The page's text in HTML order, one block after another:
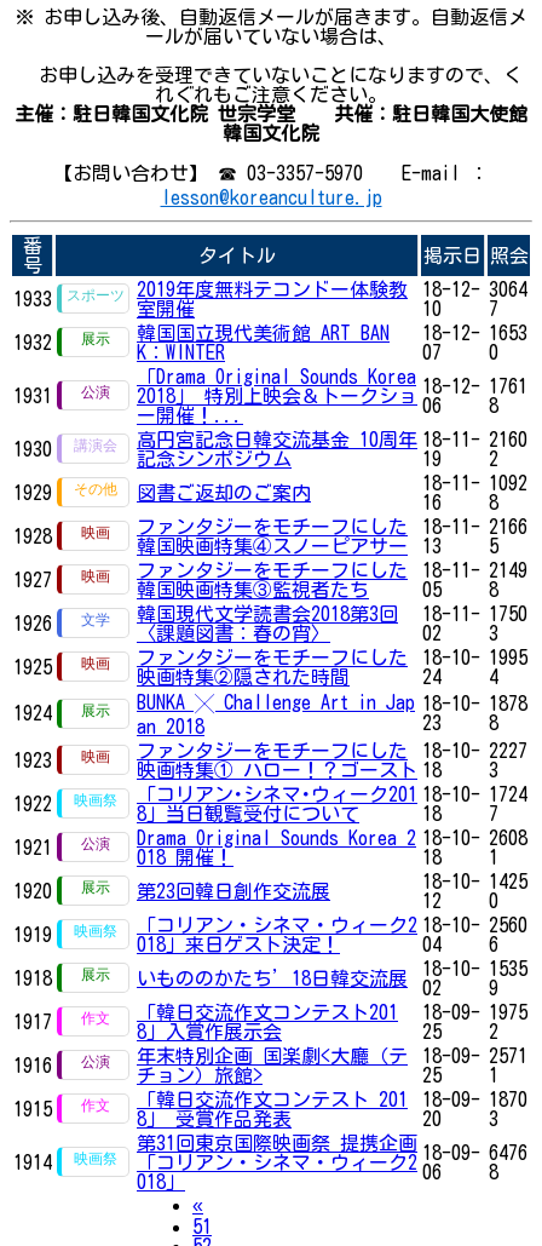
※ お申し込み後、自動返信メールが届きます。自動返信メ
ールが届いていない場合は、
お申し込みを受理できていないことになりますので、く
れぐれもご注意ください。
主催：駐日韓国文化院 世宗学堂 共催：駐日韓国大使館
韓国文化院
【お問い合わせ】 ☎ 03-3357-5970 E-mail ：
lesson@koreanculture.jp
番
号
タイトル 掲示日 照会
1933
2019年度無料テコンドー体験教
室開催
18-12-
10
3064
7
1932
韓国国立現代美術館 ART BAN
K：WINTER
18-12-
07
1653
0
1931
「Drama Original Sounds Korea
2018」 特別上映会＆トークショ
ー開催！...
18-12-
06
1761
8
1930
高円宮記念日韓交流基金 10周年
記念シンポジウム
18-11-
19
2160
2
1929
図書ご返却のご案内
18-11-
16
1092
8
1928
ファンタジーをモチーフにした
韓国映画特集④スノーピアサー
18-11-
13
2166
5
1927
ファンタジーをモチーフにした
韓国映画特集③監視者たち
18-11-
05
2149
8
1926
韓国現代文学読書会2018第3回
〈課題図書：春の宵〉
18-11-
02
1750
3
1925
ファンタジーをモチーフにした
映画特集②隠された時間
18-10-
24
1995
4
1924
BUNKA ╳ Challenge Art in Jap
an 2018
18-10-
23
1878
8
1923
ファンタジーをモチーフにした
映画特集① ハロー！？ゴースト
18-10-
18
2227
3
1922
「コリアン･シネマ･ウィーク201
8」当日観覧受付について
18-10-
18
1724
7
1921
Drama Original Sounds Korea 2
018 開催！
18-10-
18
2608
1
1920
第23回韓日創作交流展
18-10-
12
1425
0
1919
「コリアン・シネマ・ウィーク2
018」来日ゲスト決定！
18-10-
04
2560
6
1918
いもののかたち’18日韓交流展
18-10-
02
1535
9
1917
「韓日交流作文コンテスト201
8」入賞作展示会
18-09-
25
1975
2
1916
年末特別企画 国楽劇<大廳（テ
チョン）旅館>
18-09-
25
2571
1
1915
「韓日交流作文コンテスト 201
8」 受賞作品発表
18-09-
20
1870
3
1914
第31回東京国際映画祭 提携企画
「コリアン・シネマ・ウィーク2
018」
18-09-
06
6476
8
«Previous
51